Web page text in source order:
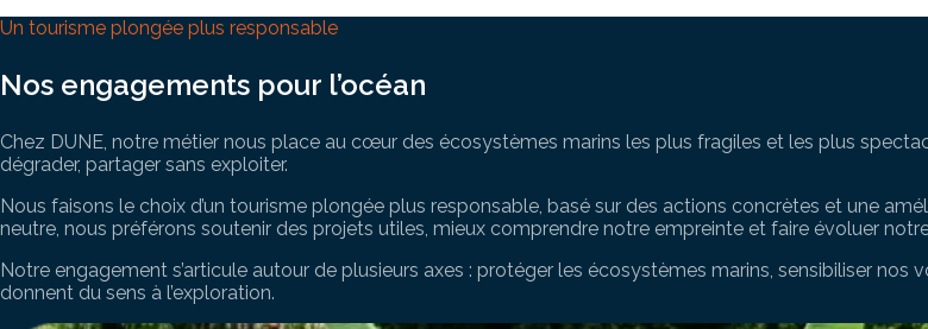
Un tourisme plongée plus responsable
Nos engagements pour l’océan
Chez DUNE, notre métier nous place au cœur des écosystèmes marins les plus fragiles et les plus
dégrader, partager sans exploiter.
Nous faisons le choix d’un tourisme plongée plus responsable, basé sur des actions concrètes et une
neutre, nous préférons soutenir des projets utiles, mieux comprendre notre empreinte et faire évoluer
Notre engagement s’articule autour de plusieurs axes : protéger les écosystèmes marins, sensibiliser
donnent du sens à l’exploration.